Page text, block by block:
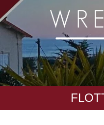
Cookies management panel